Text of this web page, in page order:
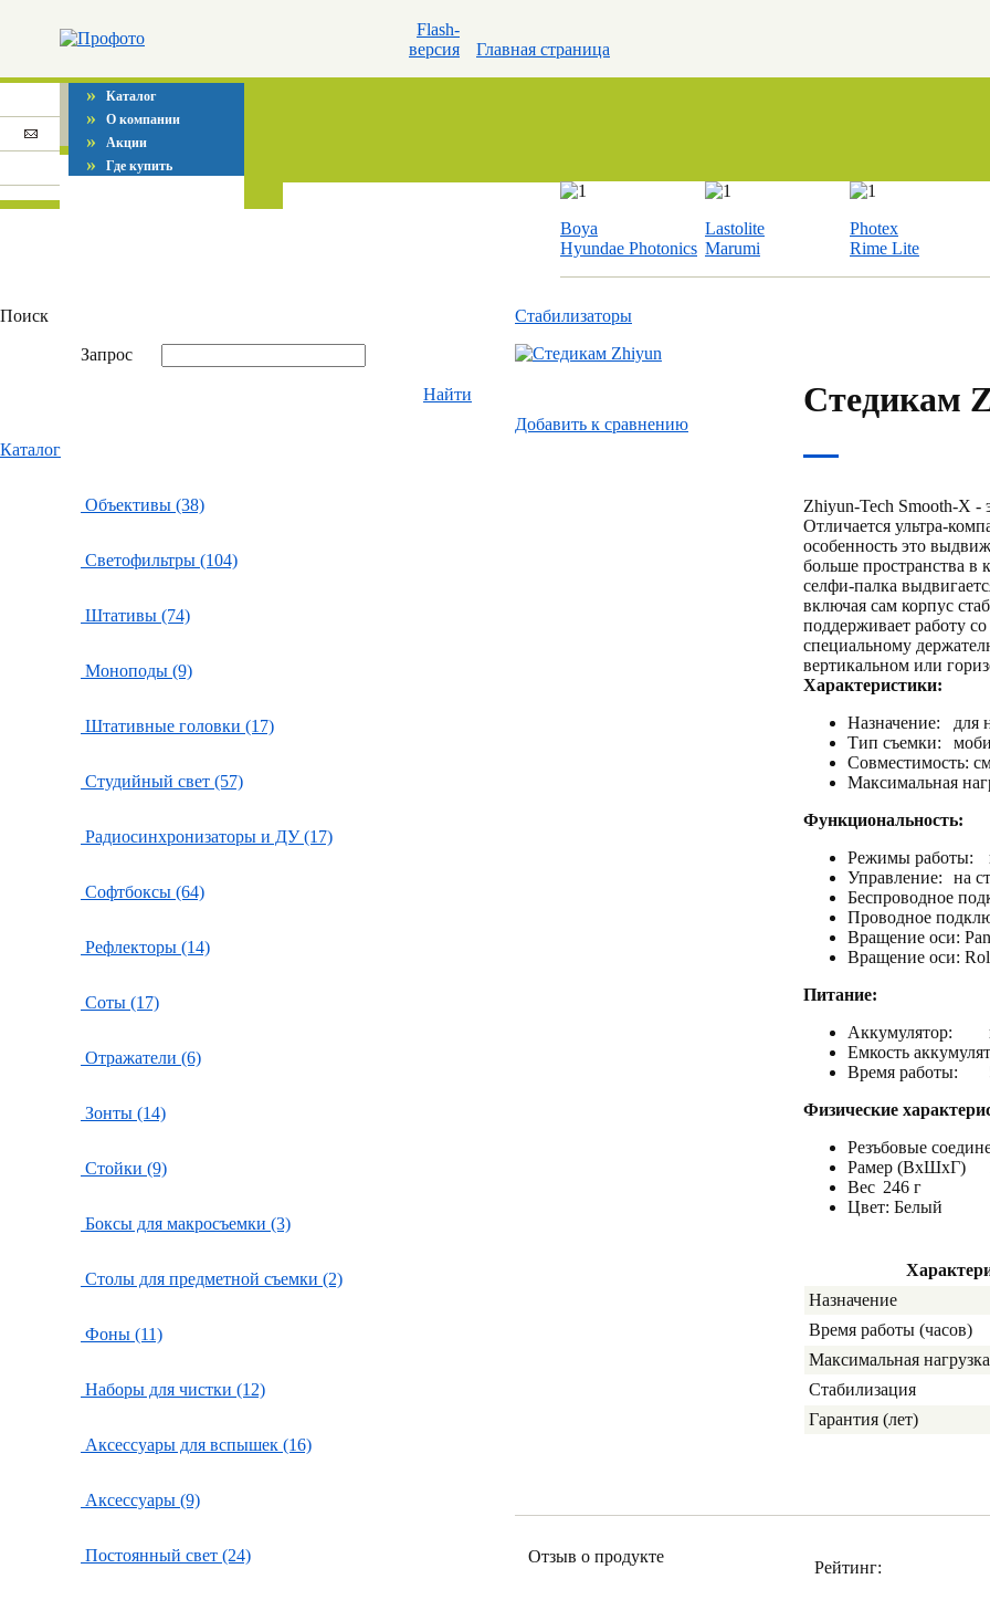
Flash-
версия
Главная страница
» Каталог
» О компании
» Акции
» Где купить
Boya
Hyundae Photonics
Lastolite
Marumi
Photex
Rime Lite
Поиск
Запрос
Найти
Каталог
Объективы (38)
Светофильтры (104)
Штативы (74)
Моноподы (9)
Штативные головки (17)
Студийный свет (57)
Радиосинхронизаторы и ДУ (17)
Софтбоксы (64)
Рефлекторы (14)
Соты (17)
Отражатели (6)
Зонты (14)
Стойки (9)
Боксы для макросъемки (3)
Столы для предметной съемки (2)
Фоны (11)
Наборы для чистки (12)
Аксессуары для вспышек (16)
Аксессуары (9)
Постоянный свет (24)
Стабилизаторы
Добавить к cравнению
Стедикам
Zhiyun-Tech Smooth-X -
Отличается ультра-
особенность это
больше пространства в
селфи-палка
включая сам корпус
поддерживает работу
специальному
вертикальном или
Характеристики:
Назначение:
для
Тип съемки:
Совместимость:
Максимальная
Функциональность:
Режимы работы:
Управление:
на
Беспроводное
Проводное
Вращение оси: Pan
Вращение оси:
Питание:
Аккумулятор:
Емкость
Время работы:
Физические
Резъбовые
Рамер (ВхШхГ)
Вес 246 г
Цвет: Белый
Назначение
Время работы (часов)
Максимальная
Стабилизация
Гарантия (лет)
Отзыв о продукте
Рейтинг: